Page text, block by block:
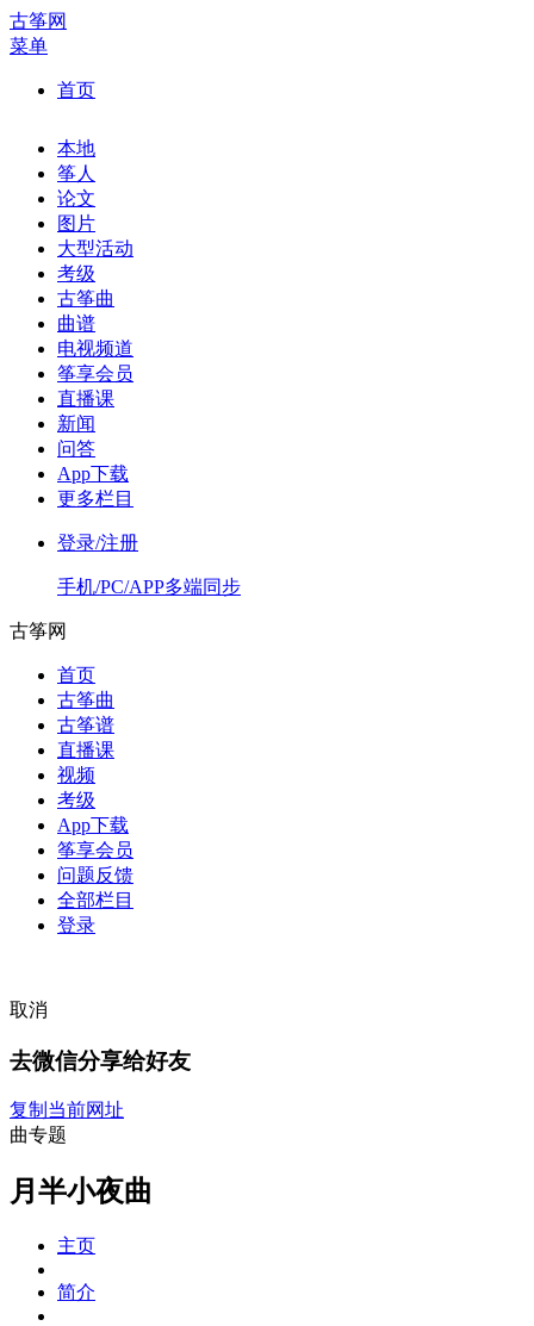
古筝网
菜单
首页
本地
筝人
论文
图片
大型活动
考级
古筝曲
曲谱
电视频道
筝享会员
直播课
新闻
问答
App下载
更多栏目
登录/注册
手机/PC/APP多端同步
古筝网
首页
古筝曲
古筝谱
直播课
视频
考级
App下载
筝享会员
问题反馈
全部栏目
登录
取消
去微信分享给好友
复制当前网址
曲专题
月半小夜曲
主页
简介